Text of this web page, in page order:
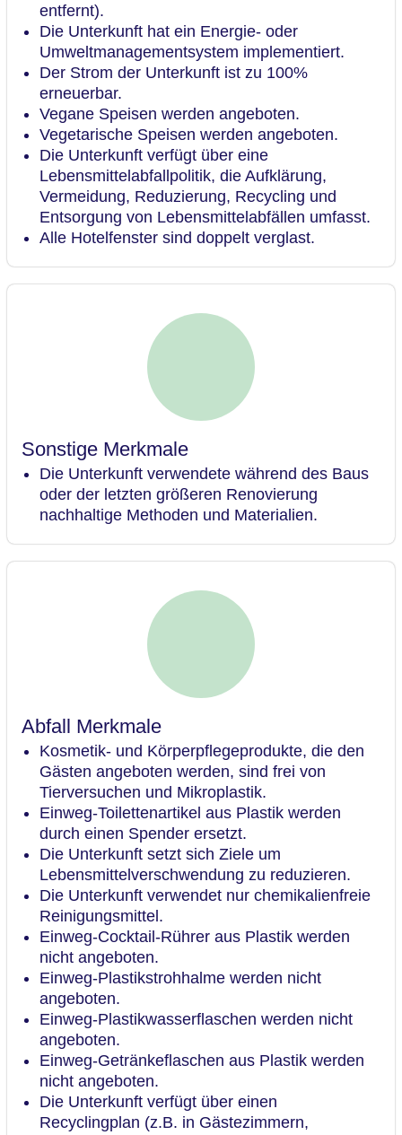
entfernt).
Die Unterkunft hat ein Energie- oder
Umweltmanagementsystem implementiert.
Der Strom der Unterkunft ist zu 100%
erneuerbar.
Vegane Speisen werden angeboten.
Vegetarische Speisen werden angeboten.
Die Unterkunft verfügt über eine
Lebensmittelabfallpolitik, die Aufklärung,
Vermeidung, Reduzierung, Recycling und
Entsorgung von Lebensmittelabfällen umfasst.
Alle Hotelfenster sind doppelt verglast.
Sonstige Merkmale
Die Unterkunft verwendete während des Baus
oder der letzten größeren Renovierung
nachhaltige Methoden und Materialien.
Abfall Merkmale
Kosmetik- und Körperpflegeprodukte, die den
Gästen angeboten werden, sind frei von
Tierversuchen und Mikroplastik.
Einweg-Toilettenartikel aus Plastik werden
durch einen Spender ersetzt.
Die Unterkunft setzt sich Ziele um
Lebensmittelverschwendung zu reduzieren.
Die Unterkunft verwendet nur chemikalienfreie
Reinigungsmittel.
Einweg-Cocktail-Rührer aus Plastik werden
nicht angeboten.
Einweg-Plastikstrohhalme werden nicht
angeboten.
Einweg-Plastikwasserflaschen werden nicht
angeboten.
Einweg-Getränkeflaschen aus Plastik werden
nicht angeboten.
Die Unterkunft verfügt über einen
Recyclingplan (z.B. in Gästezimmern,